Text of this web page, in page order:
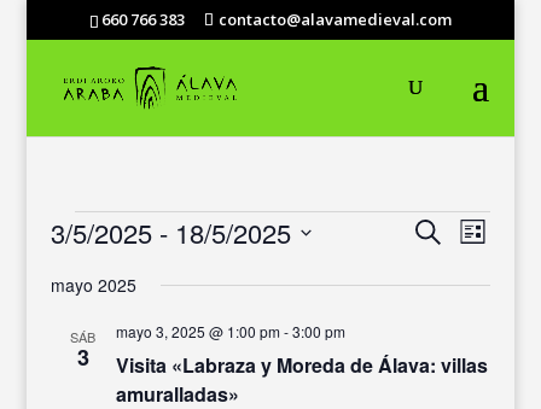
660 766 383 contacto@alavamedieval.com
EVENTOS
DE
BÚSQUEDA
DE
Buscar
DE
DE
Lista
3/5/2025 - 18/5/2025
la
mayo 2025
SÁB
3
Visita «Labraza y Moreda de Álava: villas
amuralladas»
mayo 3, 2025 @ 1:00 pm-3:00 pm